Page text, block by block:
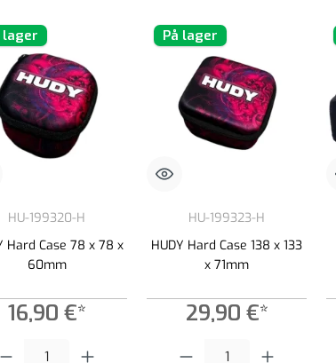
lager
HU-199320-H
Hard Case 78 x 78 x
60mm
16,90 €*
På lager
HU-199323-H
HUDY Hard Case 138 x 133
x 71mm
29,90 €*